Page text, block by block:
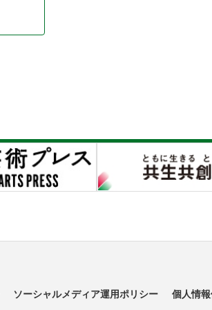
ソーシャルメディア運用ポリシー 個人情